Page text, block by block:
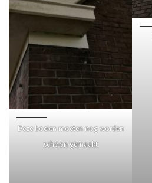
Deze boeien moeten nog worden
schoon gemaakt